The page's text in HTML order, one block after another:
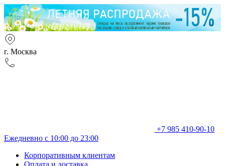
г. Москва
+7 985 410-90-10
Ежедневно с 10:00 до 23:00
Корпоративным клиентам
Оплата и доставка